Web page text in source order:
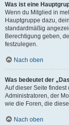
Was ist eine
Wenn du Mitglied in
Hauptgruppe dazu,
standardmäßig
Berechtigung geben,
festzulegen.
Nach oben
Was bedeutet der
Auf dieser Seite
Administratoren, der
wie die Foren, die
Nach oben